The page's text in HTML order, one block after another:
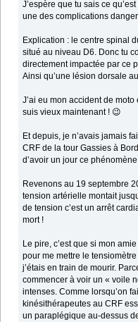
J’espère que tu sais ce
une des complications
Explication : le centre spinal
situé au niveau D6. Donc tu
directement impactée par ce
Ainsi qu’une lésion dorsale
J’ai eu mon accident de
suis vieux maintenant ! 😉
Et depuis, je n’avais jamais
CRF de la tour Gassies à
d’avoir un jour ce
Revenons au 19 septembre
tension artérielle montait
de tension c’est un arrêt
mort !
Le pire, c’est que si mon
pour me mettre le
j’étais en train de mourir.
commencer à voir un « voile
intenses. Comme lorsqu’on
kinésithérapeutes au CRF
un paraplégique au-dessus